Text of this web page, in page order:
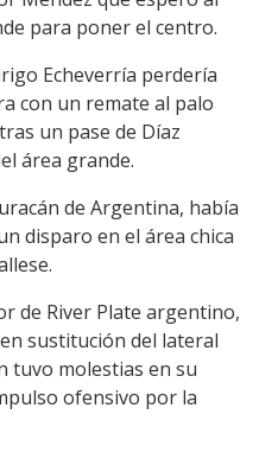
para poner el centro.
Echeverría perdería
con un remate al palo
un pase de Díaz
área grande.
de Argentina, había
disparo en el área chica
de River Plate argentino,
sustitución del lateral
tuvo molestias en su
ofensivo por la